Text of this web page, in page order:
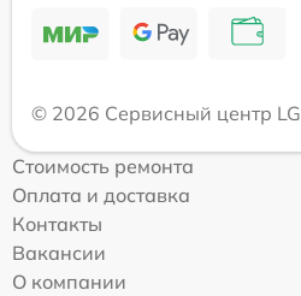
© 2026 Сервисный центр LG
Стоимость ремонта
Оплата и доставка
Контакты
Вакансии
О компании